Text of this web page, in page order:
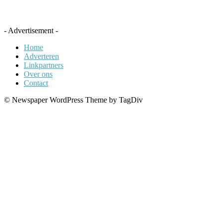
- Advertisement -
Home
Adverteren
Linkpartners
Over ons
Contact
© Newspaper WordPress Theme by TagDiv